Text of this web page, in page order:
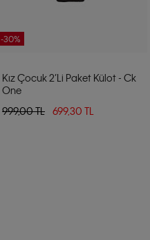
-30%
Kız Çocuk 2’li Paket Külot - Ck
One
999,00 TL
699,30 TL